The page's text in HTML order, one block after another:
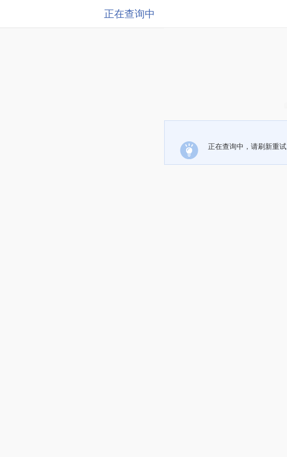
正在查询中
正在查询中，请刷新重试